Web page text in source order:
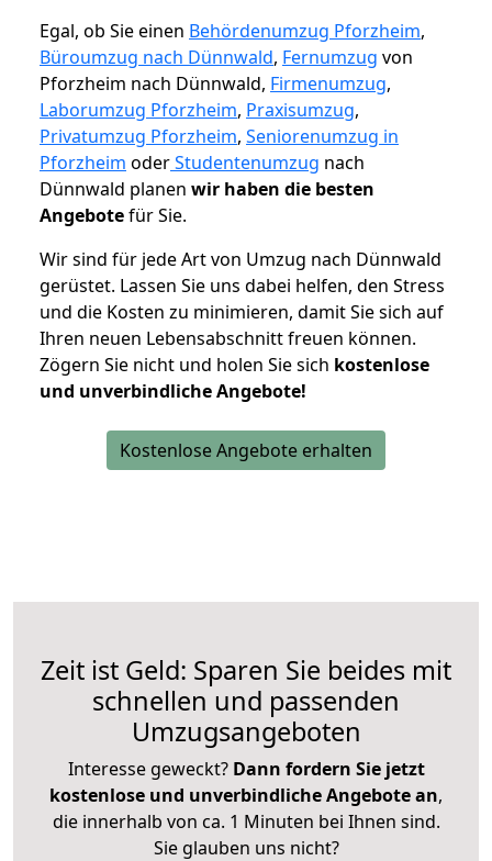
Egal, ob Sie einen Behördenumzug Pforzheim,
Büroumzug nach Dünnwald, Fernumzug von
Pforzheim nach Dünnwald, Firmenumzug,
Laborumzug Pforzheim, Praxisumzug,
Privatumzug Pforzheim, Seniorenumzug in
Pforzheim oderStudentenumzug nach
Dünnwald planen wir haben die besten
Angebotefür Sie.
Wir sind für jede Art von Umzug nach Dünnwald
gerüstet. Lassen Sie uns dabei helfen, den Stress
und die Kosten zu minimieren, damit Sie sich auf
Ihren neuen Lebensabschnitt freuen können.
Zögern Sie nicht und holen Sie sich kostenlose
und unverbindliche Angebote!
Kostenlose Angebote erhalten
Zeit ist Geld: Sparen Sie beides mit
schnellen und passenden
Umzugsangeboten
Interesse geweckt? Dann fordern Sie jetzt
kostenlose und unverbindliche Angebote an,
die innerhalb von ca. 1 Minuten bei Ihnen sind.
Sie glauben uns nicht?